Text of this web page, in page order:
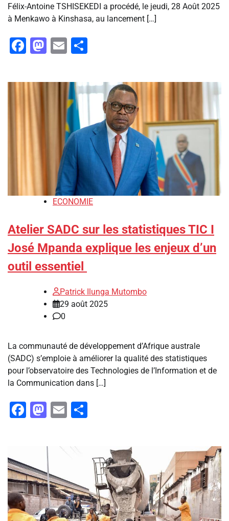
Félix-Antoine TSHISEKEDI a procédé, le jeudi, 28 Août 2025
à Menkawo à Kinshasa, au lancement […]
Facebook
Mastodon
Email
ECONOMIE
Atelier SADC sur les statistiques TIC I
José Mpanda explique les enjeux d’un
outil essentiel
Patrick Ilunga Mutombo
29 août 2025
0
La communauté de développement d’Afrique australe
(SADC) s’emploie à améliorer la qualité des statistiques
pour l’observatoire des Technologies de l’Information et de
la Communication dans […]
Facebook
Mastodon
Email